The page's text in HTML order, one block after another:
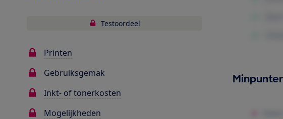
Testoordeel
Printen
Gebruiksgemak
Inkt- of tonerkosten
Mogelijkheden